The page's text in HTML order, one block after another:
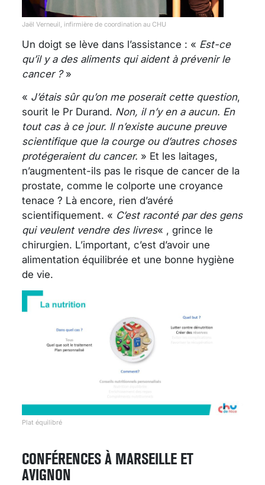
Jaël Verneuil, infirmière de coordination au CHU
Un doigt se lève dans l’assistance : « Est-ce
qu’il y a des aliments qui aident à prévenir le
cancer ?»
« J’étais sûr qu’on me poserait cette question,
sourit le Pr Durand. Non, il n’y en a aucun. En
tout cas à ce jour. Il n’existe aucune preuve
scientifique que la courge ou d’autres choses
protégeraient du cancer. » Et les laitages,
n’augmentent-ils pas le risque de cancer de la
prostate, comme le colporte une croyance
tenace ? Là encore, rien d’avéré
scientifiquement. « C’est raconté par des gens
qui veulent vendre des livres« , grince le
chirurgien. L’important, c’est d’avoir une
alimentation équilibrée et une bonne hygiène
de vie.
Plat équilibré
CONFÉRENCES À MARSEILLE ET
AVIGNON